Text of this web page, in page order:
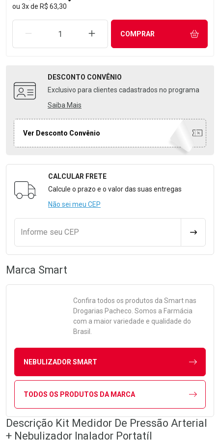
ou 3xde R$ 63,30
REMOVER UMA UNIDADEAUMENTAR UMA UNIDADE
COMPRAR
DESCONTO CONVÊNIO
Exclusivo para clientes cadastrados no programa
Saiba Mais
Ver Desconto Convênio
Formulário para Calcular o Frete
CALCULAR FRETE
Calcule o prazo e o valor das suas entregas
Não sei meu CEP
Informe seu CEP
Marca Smart
Confira todos os produtos da Smartnas
Drogarias Pacheco. Somos a Farmácia
com a maior variedade e qualidade do
Brasil.
NEBULIZADOR SMART
TODOS OS PRODUTOS DA MARCA
Descrição Kit Medidor De Pressão Arterial
+ Nebulizador Inalador Portatíl